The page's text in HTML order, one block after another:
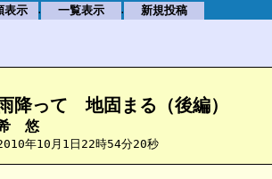
表示 . 一覧表示 . 新規投稿
降って　地固まる（後編）
　悠
年10月1日22時54分20秒